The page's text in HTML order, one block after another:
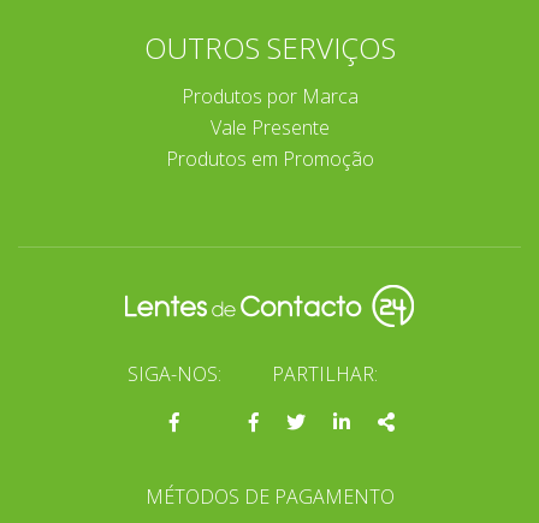
OUTROS SERVIÇOS
Produtos por Marca
Vale Presente
Produtos em Promoção
SIGA-NOS:
Página
PARTILHAR:
Facebook
TwitterLinkedinShare
MÉTODOS DE PAGAMENTO